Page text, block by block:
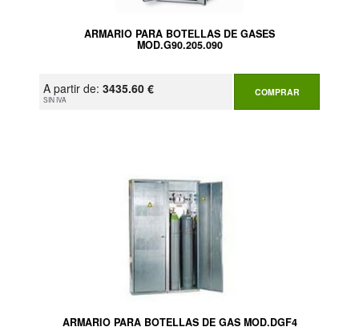
ARMARIO PARA BOTELLAS DE GASES
MOD.G90.205.090
A partir de: 3435.60 €
SIN IVA
COMPRAR
ARMARIO PARA BOTELLAS DE GAS MOD.DGF4